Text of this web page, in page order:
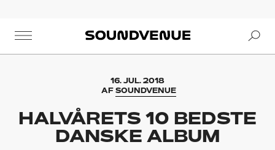
Soundvenue
16. JUL. 2018
AFSOUNDVENUE
HALVÅRETS 10 BEDSTE
DANSKE ALBUM